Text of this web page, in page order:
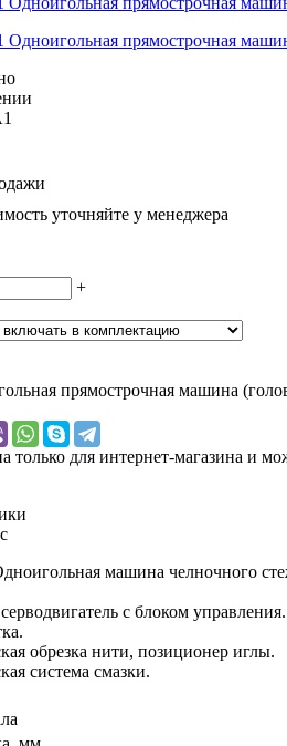
уточняйте у менеджера
+
прямострочная машина
только для интернет-магазина и
машина челночного
с блоком управления.
обрезка нити, позиционер иглы.
система смазки.